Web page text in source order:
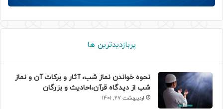
پربازدیدترین ها
نحوه خواندن نماز شب، آثار و برکات آن و نماز
شب از دیدگاه قرآن،احادیث و بزرگان
اردیبهشت 27, 1401